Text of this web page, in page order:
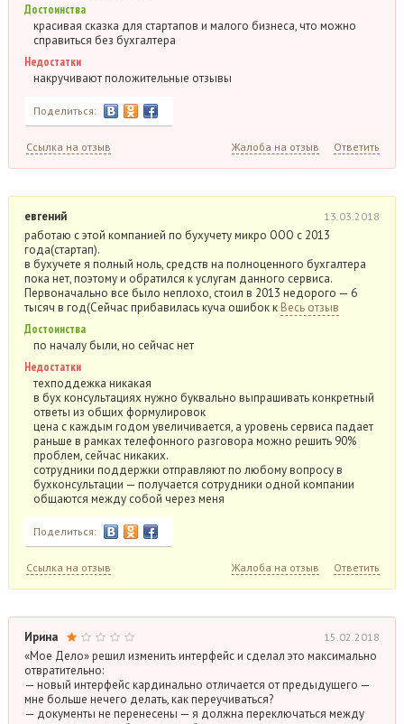
Достоинства
красивая сказка для стартапов и малого бизнеса, что можно
справиться без бухгалтера
Недостатки
накручивают положительные отзывы
Поделиться:
Ссылка на отзыв Жалоба на отзыв Ответить
евгений 13.03.2018
работаю с этой компанией по бухучету микро ООО с 2013
года(стартап).
в бухучете я полный ноль, средств на полноценного бухгалтера
пока нет, поэтому и обратился к услугам данного сервиса.
Первоначально все было неплохо, стоил в 2013 недорого — 6
тысяч в год(Сейчас прибавилась куча ошибок к Весь отзыв
Достоинства
по началу были, но сейчас нет
Недостатки
техподдежка никакая
в бух консультациях нужно буквально выпрашивать конкретный
ответы из общих формулировок
цена с каждым годом увеличивается, а уровень сервиса падает
раньше в рамках телефонного разговора можно решить 90%
проблем, сейчас никаких.
сотрудники поддержки отправляют по любому вопросу в
бухконсультации — получается сотрудники одной компании
общаются между собой через меня
Поделиться:
Ссылка на отзыв Жалоба на отзыв Ответить
Ирина 15.02.2018
«Мое Дело» решил изменить интерфейс и сделал это максимально
отвратительно:
— новый интерфейс кардинально отличается от предыдущего —
мне больше нечего делать, как переучиваться?
— документы не перенесены — я должна переключаться между